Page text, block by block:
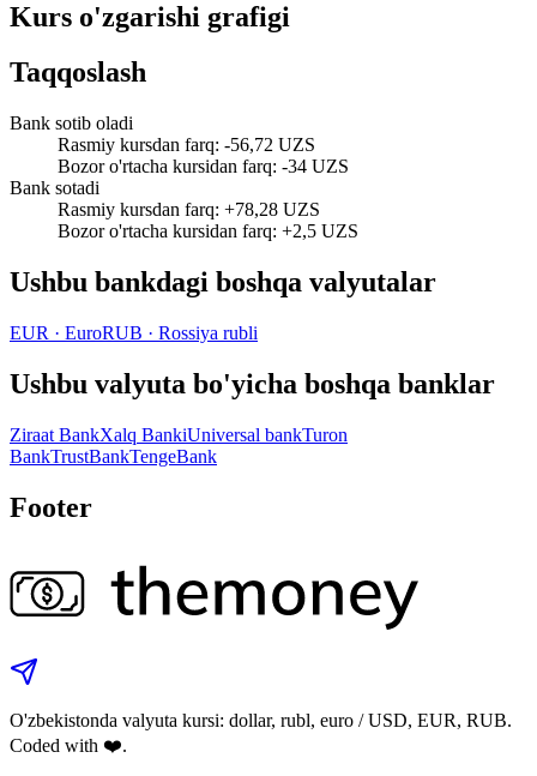
Kurs o'zgarishi grafigi
Taqqoslash
Bank sotib oladi
Rasmiy kursdan farq: -56,72 UZS
Bozor o'rtacha kursidan farq: -34 UZS
Bank sotadi
Rasmiy kursdan farq: +78,28 UZS
Bozor o'rtacha kursidan farq: +2,5 UZS
Ushbu bankdagi boshqa valyutalar
EUR · EuroRUB · Rossiya rubli
Ushbu valyuta bo'yicha boshqa banklar
Ziraat BankXalq BankiUniversal bankTuron
BankTrustBankTengeBank
Footer
O'zbekistonda valyuta kursi: dollar, rubl, euro / USD, EUR, RUB.
Coded with ❤️.